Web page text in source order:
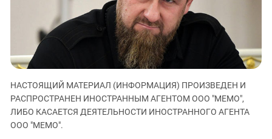
ЗАСТАВЛЯЕТ
КАВКАЗ ЗА ПАЛЕСТИНУ
ИНАКОМЫСЛИЕ В ЧЕЧНЕ
ПРЕСЛЕДОВАНИЕ АКТИВИСТОВ
МОБИЛИЗАЦИЯ И ПРОТЕСТЫ
Ингушетия
Кабардино-Балкария
Калмыкия
Карачаево-Черкесия
Краснодарский край
Нагорный Карабах
НАСТОЯЩИЙ МАТЕРИАЛ (ИНФОРМАЦИЯ) ПРОИЗВЕДЕН И
РАСПРОСТРАНЕН ИНОСТРАННЫМ АГЕНТОМ ООО "МЕМО",
ЛИБО КАСАЕТСЯ ДЕЯТЕЛЬНОСТИ ИНОСТРАННОГО АГЕНТА
ООО "МЕМО".